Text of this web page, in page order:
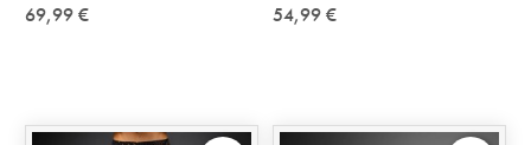
69,99 € 54,99 €